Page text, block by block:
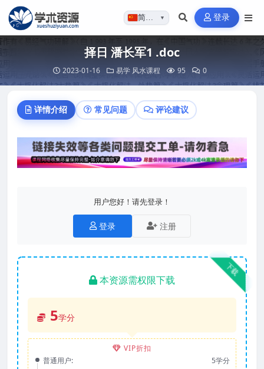
简体…▼ 登录
择日 潘长军1 .doc
2023-01-16 易学 风水课程 95 0
详情介绍 常见问题 评论建议
用户您好！请先登录！
登录 注册
下载
本资源需权限下载
5学分
VIP折扣
普通用户:
5学分